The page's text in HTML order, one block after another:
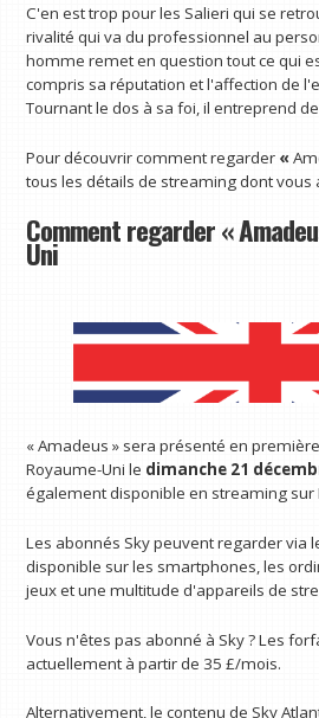
C'en est trop pour les Salieri qui se
rivalité qui va du professionnel au
homme remet en question tout ce qui
compris sa réputation et l'affection de
Tournant le dos à sa foi, il entreprend
Pour découvrir comment regarder «
tous les détails de streaming dont vous
Comment regarder «
Uni
« Amadeus » sera présenté en
Royaume-Uni le dimanche 21
également disponible en streaming sur
Les abonnés Sky peuvent regarder via
disponible sur les smartphones, les
jeux et une multitude d'appareils de
Vous n'êtes pas abonné à Sky ? Les
actuellement à partir de 35 £/mois.
Alternativement, le contenu de Sky